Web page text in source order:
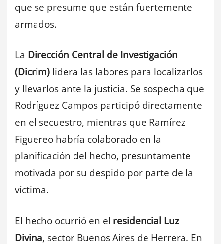
que se presume que están fuertemente
armados.
La Dirección Central de Investigación
(Dicrim) lidera las labores para localizarlos
y llevarlos ante la justicia. Se sospecha que
Rodríguez Campos participó directamente
en el secuestro, mientras que Ramírez
Figuereo habría colaborado en la
planificación del hecho, presuntamente
motivada por su despido por parte de la
víctima.
El hecho ocurrió en el residencial Luz
Divina, sector Buenos Aires de Herrera. En